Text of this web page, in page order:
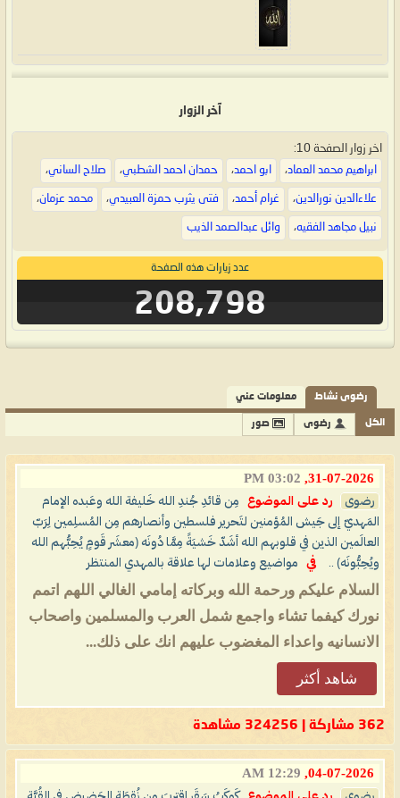
آخر الزوار
اخر زوار الصفحة 10:
ابراهيم محمد العماد، ابو احمد، حمدان احمد الشطبي، صلاح الساني،
علاءالدين نورالدين، غرام أحمد، فتى يثرب حمزة العبيدي، محمد عزمان،
نبيل مجاهد الفقيه، وائل عبدالصمد الذيب
عدد زيارات هذه الصفحة
208,798
رضوى نشاط معلومات عني
الكل رضوى صور
31-07-2026,
03:02 PM
رضوى رد على الموضوع
مِن قائدِ جُندِ الله خَليفة الله وعَبده الإمام
المَهديّ إلى جَيش المُؤمنين لتَحرير فلسطين وأنصارهم مِن المُسلِمين لِرَبّ
العالَمين الذين في قلوبهم الله أشَدّ خَشيَةً مِمَّا دُونَه (معشَر قَومٍ يُحِبُّهم الله
ويُحِبُّونَه) ..
في مواضيع وعلامات لها علاقة بالمهدي المنتظر
السلام عليكم ورحمة الله وبركاته إمامي الغالي اللهم اتمم
نورك كيفما تشاء واجمع شمل العرب والمسلمين واصحاب
الانسانيه واعداء المغضوب عليهم انك على ذلك...
شاهد أكثر
362 مشاركة | 324256 مشاهدة
04-07-2026,
12:29 AM